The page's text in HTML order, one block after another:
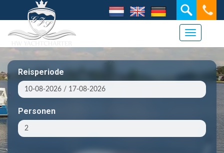
Reisperiode
Personen